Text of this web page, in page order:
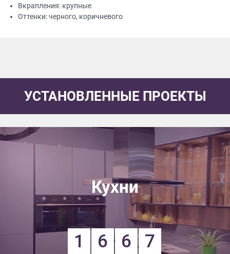
Вкрапления: крупные
Оттенки: черного, коричневого
УСТАНОВЛЕННЫЕ ПРОЕКТЫ
Кухни
1 6 6 7